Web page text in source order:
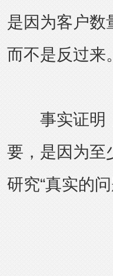
是因为客户数
而不是反过来。
事实证明，
要，是因为至
研究“真实的问